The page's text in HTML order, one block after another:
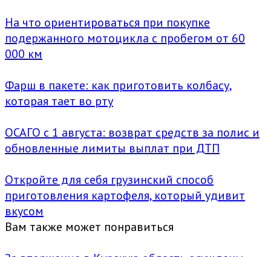
На что ориентироваться при покупке
подержанного мотоцикла с пробегом от 60
000 км
Фарш в пакете: как приготовить колбасу,
которая тает во рту
ОСАГО с 1 августа: возврат средств за полис и
обновленные лимиты выплат при ДТП
Откройте для себя грузинский способ
приготовления картофеля, который удивит
вкусом
Вам также может понравиться